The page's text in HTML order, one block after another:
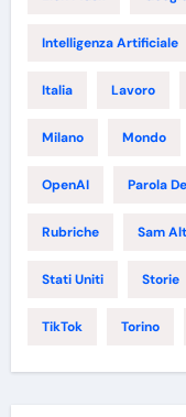
Intelligenza Artificiale
Italia Lavoro
Milano Mondo
OpenAI Parola
Rubriche Sam
Stati Uniti Storie
TikTok Torino